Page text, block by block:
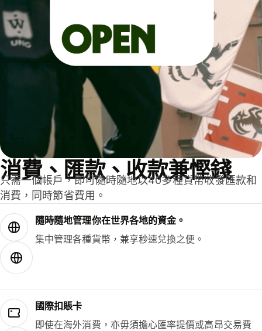
消費、匯款、收款兼慳錢
只需一個帳戶，即可隨時隨地以40多種貨幣收發匯款和
消費，同時節省費用。
隨時隨地管理你在世界各地的資金。
集中管理各種貨幣，兼享秒速兌換之便。
國際扣賬卡
即使在海外消費，亦毋須擔心匯率提價或高昂交易費